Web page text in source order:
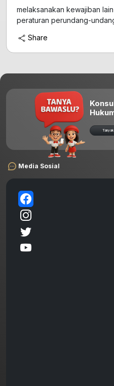
melaksanakan kewajiban
peraturan perundang-
Share
Media Sosial